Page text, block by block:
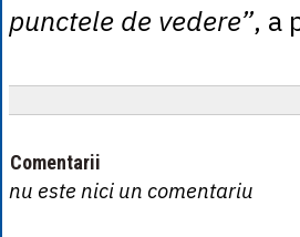
punctele de vedere”, a
Comentarii
nu este nici un comentariu